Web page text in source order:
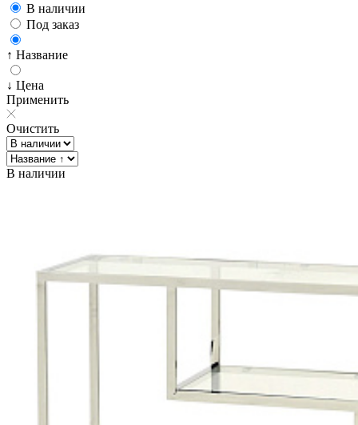
В наличии
Под заказ
↑ Название
↓ Цена
Применить
Очистить
В наличии